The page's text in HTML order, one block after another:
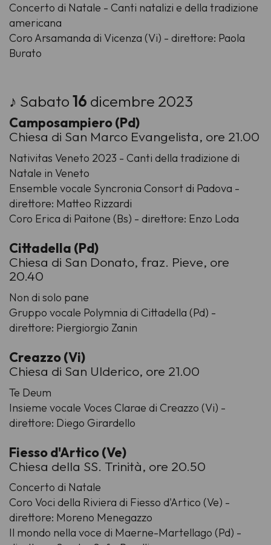
Concerto di Natale - Canti natalizi e della tradizione
americana
Coro Arsamanda di Vicenza (Vi) - direttore: Paola
Burato
♪ Sabato16 dicembre 2023
Camposampiero (Pd)
Chiesa di San Marco Evangelista, ore 21.00
Nativitas Veneto 2023 - Canti della tradizione di
Natale in Veneto
Ensemble vocale Syncronia Consort di Padova -
direttore: Matteo Rizzardi
Coro Erica di Paitone (Bs) - direttore: Enzo Loda
Cittadella (Pd)
Chiesa di San Donato, fraz. Pieve, ore
20.40
Non di solo pane
Gruppo vocale Polymnia di Cittadella (Pd) -
direttore: Piergiorgio Zanin
Creazzo (Vi)
Chiesa di San Ulderico, ore 21.00
Te Deum
Insieme vocale Voces Clarae di Creazzo (Vi) -
direttore: Diego Girardello
Fiesso d'Artico (Ve)
Chiesa della SS. Trinità, ore 20.50
Concerto di Natale
Coro Voci della Riviera di Fiesso d'Artico (Ve) -
direttore: Moreno Menegazzo
Il mondo nella voce di Maerne-Martellago (Pd) -